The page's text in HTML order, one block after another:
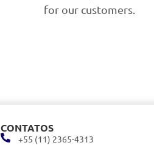
for our customers.
+55 (11) 2365-4313
CONTATOS